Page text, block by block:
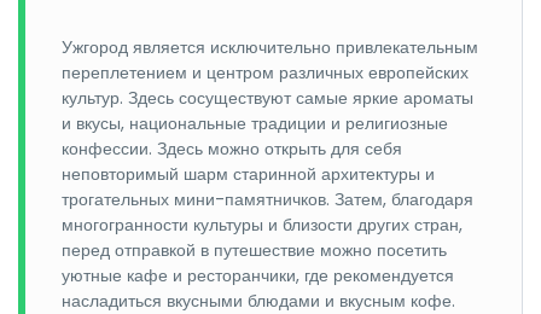
Ужгород является исключительно привлекательным
переплетением и центром различных европейских
культур. Здесь сосуществуют самые яркие ароматы
и вкусы, национальные традиции и религиозные
конфессии. Здесь можно открыть для себя
неповторимый шарм старинной архитектуры и
трогательных мини-памятничков. Затем, благодаря
многогранности культуры и близости других стран,
перед отправкой в путешествие можно посетить
уютные кафе и ресторанчики, где рекомендуется
насладиться вкусными блюдами и вкусным кофе.